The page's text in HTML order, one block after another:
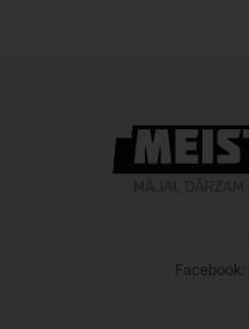
Facebook: